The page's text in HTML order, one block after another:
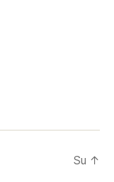
Su ↑